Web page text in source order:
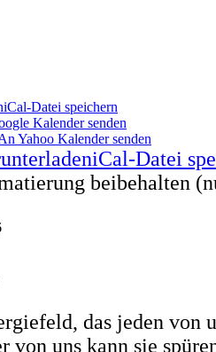
iCal-Datei speichern
Kalender senden
Yahoo Kalender senden
iCal-Datei
beibehalten
das jeden von
von uns kann sie